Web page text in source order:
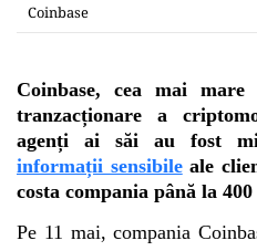
Coinbase
Coinbase, cea mai mare
tranzacționare a
agenți ai săi au fost
informații sensibileale
costa compania până la
Pe 11 mai, compania